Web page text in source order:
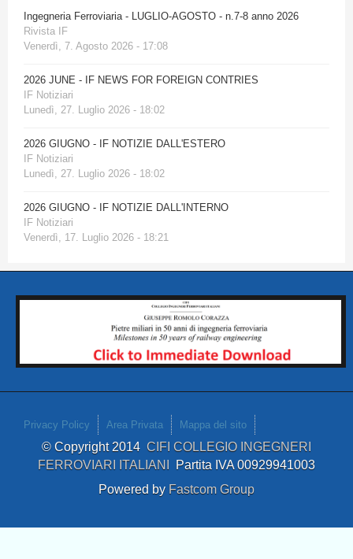
Ingegneria Ferroviaria - LUGLIO-AGOSTO - n.7-8 anno 2026
Rivista IF
Venerdì, 7. Agosto 2026 - 17:08
2026 JUNE - IF NEWS FOR FOREIGN CONTRIES
IF Notiziari
Lunedì, 27. Luglio 2026 - 18:02
2026 GIUGNO - IF NOTIZIE DALL'ESTERO
IF Notiziari
Lunedì, 27. Luglio 2026 - 18:02
2026 GIUGNO - IF NOTIZIE DALL'INTERNO
IF Notiziari
Venerdì, 17. Luglio 2026 - 18:21
Privacy Policy Area Privata Mappa del sito
© Copyright 2014 CIFI COLLEGIO INGEGNERI
FERROVIARI ITALIANI Partita IVA 00929941003
Powered by Fastcom Group